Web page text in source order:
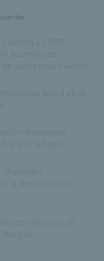
y CEOE
acuerdo de
asistencia médica
Salud abre
Recoletas
sin Tabaco
impulsan
la desnutrición
con éxito en el